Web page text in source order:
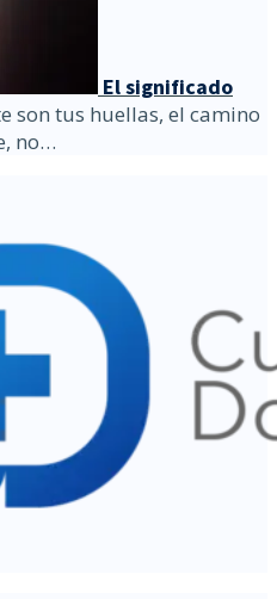
El significado
son tus huellas, el camino
no…